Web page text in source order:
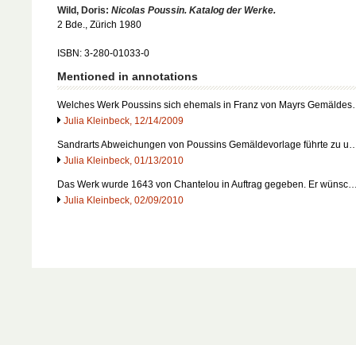
Wild, Doris: Nicolas Poussin. Katalog der Werke.
2 Bde., Zürich 1980
ISBN: 3-280-01033-0
Mentioned in annotations
Welches Werk Poussins sich ehemals in Franz von Mayrs
Julia Kleinbeck, 12/14/2009
Sandrarts Abweichungen von Poussins Gemäldevorlage führte zu
Julia Kleinbeck, 01/13/2010
Das Werk wurde 1643 von Chantelou in Auftrag gegeben. Er
Julia Kleinbeck, 02/09/2010